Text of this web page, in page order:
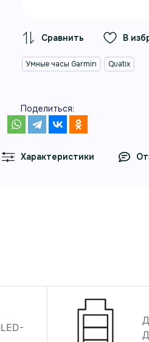
В
Умные часы Garmin Quatix
Поделиться:
Характеристики